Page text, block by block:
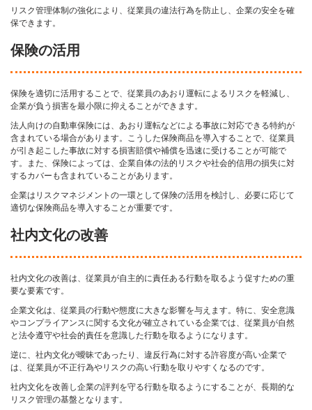
リスク管理体制の強化により、従業員の違法行為を防止し、企業の安全を確
保できます。
保険の活用
保険を適切に活用することで、従業員のあおり運転によるリスクを軽減し、
企業が負う損害を最小限に抑えることができます。
法人向けの自動車保険には、あおり運転などによる事故に対応できる特約が
含まれている場合があります。こうした保険商品を導入することで、従業員
が引き起こした事故に対する損害賠償や補償を迅速に受けることが可能で
す。また、保険によっては、企業自体の法的リスクや社会的信用の損失に対
するカバーも含まれていることがあります。
企業はリスクマネジメントの一環として保険の活用を検討し、必要に応じて
適切な保険商品を導入することが重要です。
社内文化の改善
社内文化の改善は、従業員が自主的に責任ある行動を取るよう促すための重
要な要素です。
企業文化は、従業員の行動や態度に大きな影響を与えます。特に、安全意識
やコンプライアンスに関する文化が確立されている企業では、従業員が自然
と法令遵守や社会的責任を意識した行動を取るようになります。
逆に、社内文化が曖昧であったり、違反行為に対する許容度が高い企業で
は、従業員が不正行為やリスクの高い行動を取りやすくなるのです。
社内文化を改善し企業の評判を守る行動を取るようにすることが、長期的な
リスク管理の基盤となります。